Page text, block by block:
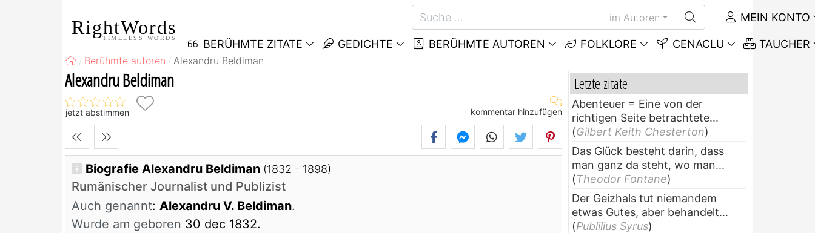
RightWords
TIMELESS WORDS
im Autoren MEIN KONTO
BERÜHMTE ZITATE GEDICHTE BERÜHMTE AUTOREN FOLKLORE CENACLU TAUCHER
Berühmte autoren Alexandru Beldiman
Alexandru Beldiman
jetzt abstimmen kommentar hinzufügen
Biografie Alexandru Beldiman (1832 - 1898)
Rumänischer Journalist und Publizist
Auch genannt: Alexandru V. Beldiman.
Wurde am geboren 30 dec 1832.
Letzte zitate
Abenteuer = Eine von der
richtigen Seite betrachtete...
(Gilbert Keith Chesterton)
Das Glück besteht darin, dass
man ganz da steht, wo man...
(Theodor Fontane)
Der Geizhals tut niemandem
etwas Gutes, aber behandelt...
(Publilius Syrus)